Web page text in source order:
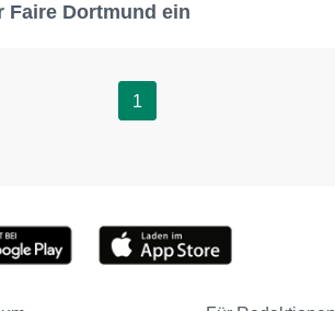
Faire Dortmund ein
1